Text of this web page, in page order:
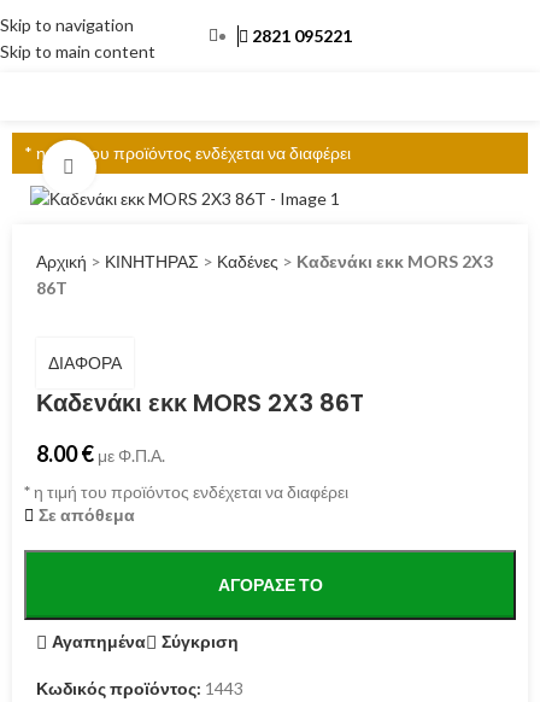
Skip to navigation
Skip to main content
2821 095221
* η τιμή του προϊόντος ενδέχεται να διαφέρει
Click to enlarge
Αρχική > ΚΙΝΗΤΗΡΑΣ > Καδένες > Καδενάκι εκκ MORS 2X3
86T
Καδενάκι εκκ MORS 2X3 86T
ΔΙΑΦΟΡΑ
8.00€ με Φ.Π.Α.
*η τιμή του προϊόντος ενδέχεται να διαφέρει
Σε απόθεμα
ΑΓΌΡΑΣΕ ΤΟ
Αγαπημένα Σύγκριση
Κωδικός προϊόντος: 1443